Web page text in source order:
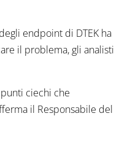
endpoint di DTEK ha
il problema, gli analisti
ciechi che
il Responsabile del